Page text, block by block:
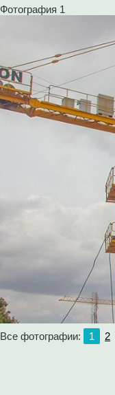
Фотография 1
Все фотографии: 1 2